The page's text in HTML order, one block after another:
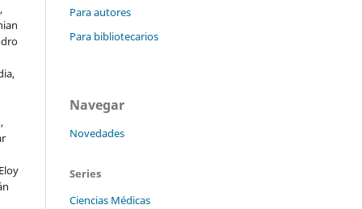
Para autores
Para bibliotecarios
Navegar
Novedades
Series
Ciencias Médicas